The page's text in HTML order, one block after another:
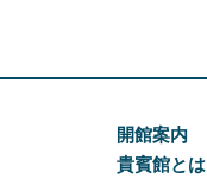
開館案内
貴賓館とは